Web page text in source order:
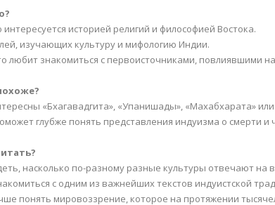
интересуется историей религий и философией Востока.
изучающих культуру и мифологию Индии.
любит знакомиться с первоисточниками, повлиявшими
«Бхагавадгита», «Упанишады», «Махабхарата»
глубже понять представления индуизма о смерти и
насколько по-разному разные культуры отвечают на
с одним из важнейших текстов индуистской
понять мировоззрение, которое на протяжении